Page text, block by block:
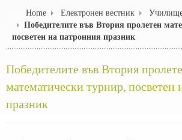
Home Електронен вестник
Победителите във Втория пролетен
посветен на патронния празник
Победителите във Втория
математически турнир, посветен
празник